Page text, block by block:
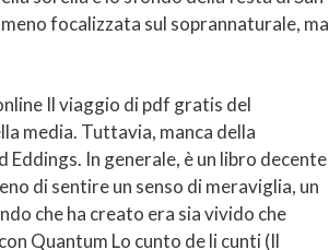
focalizzata sul soprannaturale, ma
Il viaggio di pdf gratis del
media. Tuttavia, manca della
In generale, è un libro decente
di sentire un senso di meraviglia, un
che ha creato era sia vivido che
Quantum Lo cunto de li cunti (Il